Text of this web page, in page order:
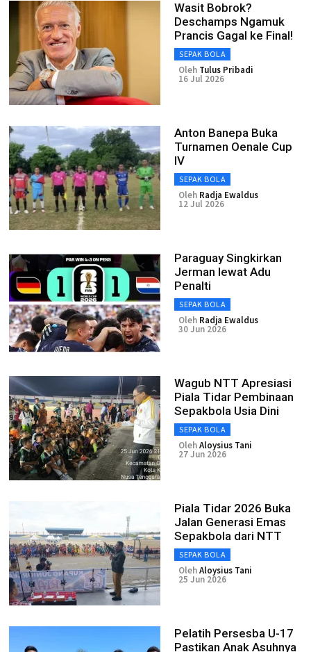
Wasit Bobrok?
Deschamps Ngamuk
Prancis Gagal ke Final!
SEPAK BOLA
Oleh Tulus Pribadi
16 Jul 2026
Anton Banepa Buka
Turnamen Oenale Cup
IV
SEPAK BOLA
Oleh Radja Ewaldus
12 Jul 2026
Paraguay Singkirkan
Jerman lewat Adu
Penalti
SEPAK BOLA
Oleh Radja Ewaldus
30 Jun 2026
Wagub NTT Apresiasi
Piala Tidar Pembinaan
Sepakbola Usia Dini
SEPAK BOLA
OlehAloysius Tani
27 Jun 2026
Piala Tidar 2026 Buka
Jalan Generasi Emas
Sepakbola dari NTT
SEPAK BOLA
OlehAloysius Tani
25 Jun 2026
Pelatih Persesba U-17
Pastikan Anak Asuhnya